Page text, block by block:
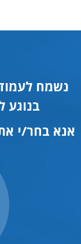
נשמח
בנוגע
אנא בחר/י